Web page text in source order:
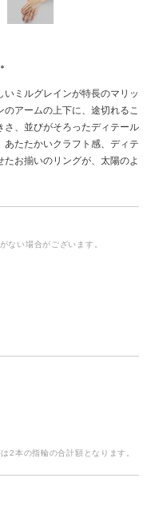
ミルグレインが特長のマリッ
アームの上下に、途切れるこ
さ、並びがそろったディテール
たたかいクラフト感、ディテ
お揃いのリングが、太陽のよ
ない場合がございます。
2本の指輪の合計額となります。